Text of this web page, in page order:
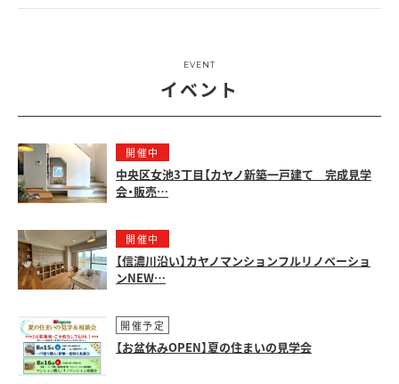
EVENT
イベント
開催中
中央区女池3丁目【カヤノ新築一戸建て 完成見学
会・販売…
開催中
【信濃川沿い】カヤノマンションフルリノベーショ
ンNEW…
開催予定
【お盆休みOPEN】夏の住まいの見学会